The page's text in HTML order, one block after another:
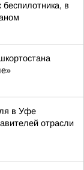
беспилотника, в
в Уфе
отрасли